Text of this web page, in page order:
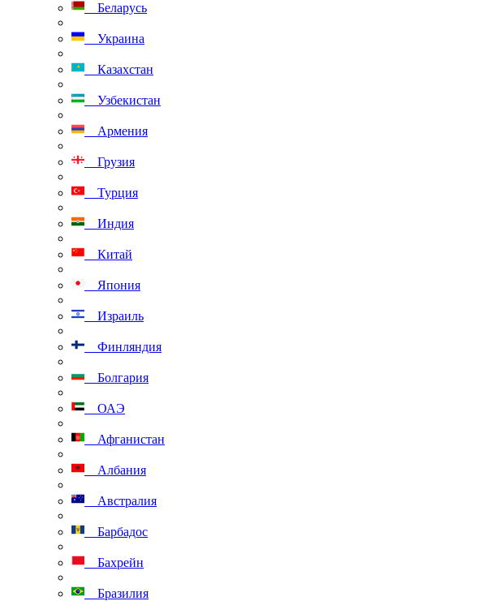
Беларусь
Украина
Казахстан
Узбекистан
Армения
Грузия
Турция
Индия
Китай
Япония
Израиль
Финляндия
Болгария
ОАЭ
Афганистан
Албания
Австралия
Барбадос
Бахрейн
Бразилия